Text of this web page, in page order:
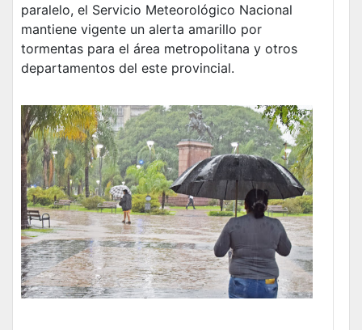
paralelo, el Servicio Meteorológico Nacional
mantiene vigente un alerta amarillo por
tormentas para el área metropolitana y otros
departamentos del este provincial.